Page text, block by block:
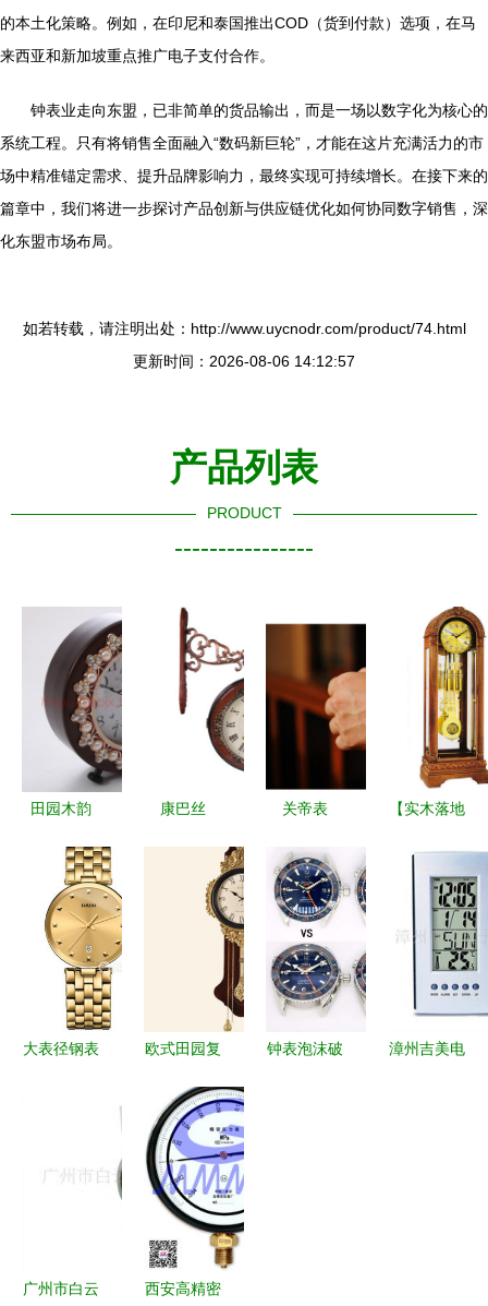
的本土化策略。例如，在印尼和泰国推出COD（货到付款）选项，在马
来西亚和新加坡重点推广电子支付合作。
钟表业走向东盟，已非简单的货品输出，而是一场以数字化为核心的
系统工程。只有将销售全面融入“数码新巨轮”，才能在这片充满活力的市
场中精准锚定需求、提升品牌影响力，最终实现可持续增长。在接下来的
篇章中，我们将进一步探讨产品创新与供应链优化如何协同数字销售，深
化东盟市场布局。
如若转载，请注明出处：http://www.uycnodr.com/product/74.html
更新时间：2026-08-06 14:12:57
产品列表
PRODUCT
----------------
田园木韵
钟
LS330070
的时光美学
与市场解析
康巴丝
新乡家居的
田园诗意与
关帝表
传统瑞兽之
美臻于表盘
之上
【实木落地
MG2107BP
批发销售】
价格,厂家,
图片,落地
钟/立钟,盐
城招商场徐
大表径钢表
39mm官方
欧式田园复
漏月古典之
家
钟表泡沫破
漳州吉美电
广州市白云 西安高精密